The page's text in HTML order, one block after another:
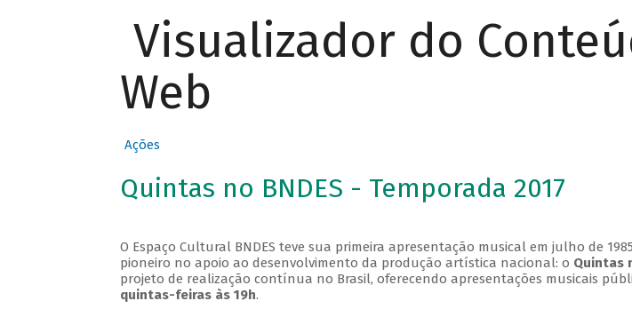
Visualizador do
Web
Ações
Quintas no BNDES - Temporada 2017
O Espaço Cultural BNDES teve sua primeira apresentação musical em julho de
pioneiro no apoio ao desenvolvimento da produção artística nacional: o Quintas
projeto de realização contínua no Brasil, oferecendo apresentações musicais
quintas-feiras às 19h.